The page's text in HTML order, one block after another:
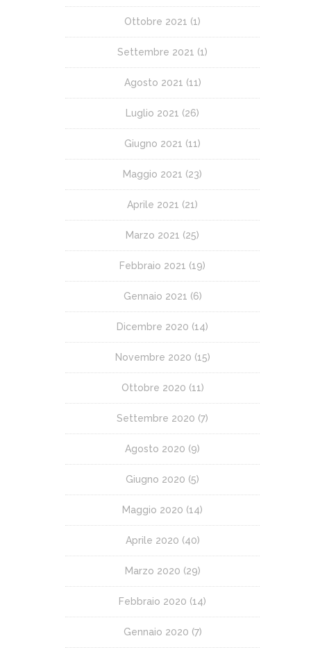
Ottobre 2021 (1)
Settembre 2021 (1)
Agosto 2021 (11)
Luglio 2021 (26)
Giugno 2021 (11)
Maggio 2021 (23)
Aprile 2021 (21)
Marzo 2021 (25)
Febbraio 2021 (19)
Gennaio 2021 (6)
Dicembre 2020 (14)
Novembre 2020 (15)
Ottobre 2020 (11)
Settembre 2020 (7)
Agosto 2020 (9)
Giugno 2020 (5)
Maggio 2020 (14)
Aprile 2020 (40)
Marzo 2020 (29)
Febbraio 2020 (14)
Gennaio 2020 (7)